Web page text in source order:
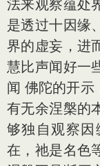
法来观察蕴处
是透过十因缘
界的虚妄，进
慧比声闻好一
闻 佛陀的开示
有无余涅槃的
够独自观察
在，祂是名色